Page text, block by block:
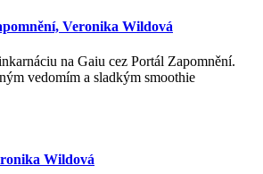
Veronika Wildová
na Gaiu cez Portál Zapomnění.
vedomím a sladkým smoothie
Wildová